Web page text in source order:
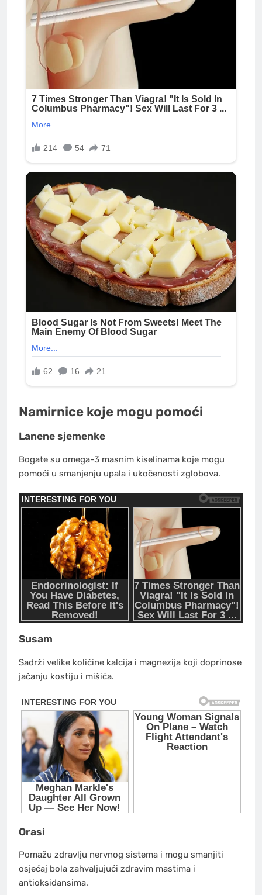
Namirnice koje mogu pomoći
Lanene sjemenke
Bogate su omega-3 masnim kiselinama koje mogu
pomoći u smanjenju upala i ukočenosti zglobova.
Susam
Sadrži velike količine kalcija i magnezija koji doprinose
jačanju kostiju i mišića.
Orasi
Pomažu zdravlju nervnog sistema i mogu smanjiti
osjećaj bola zahvaljujući zdravim mastima i
antioksidansima.